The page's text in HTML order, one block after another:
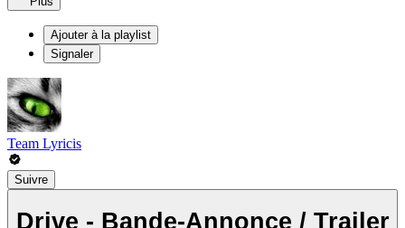
Ajouter à la playlist
Signaler
Team Lyricis
Suivre
Drive - Bande-Annonce / Trailer